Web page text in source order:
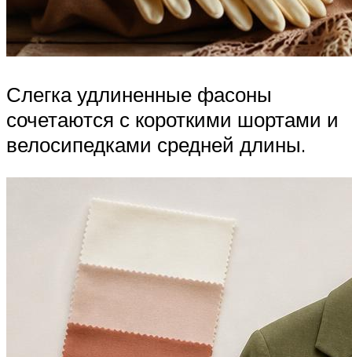
Слегка удлиненные фасоны
сочетаются с короткими шортами и
велосипедками средней длины.